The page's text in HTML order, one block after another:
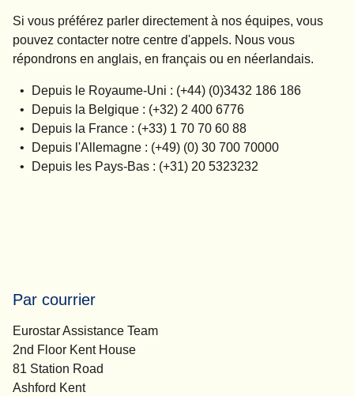
Si vous préférez parler directement à nos équipes, vous
pouvez contacter notre centre d'appels. Nous vous
répondrons en anglais, en français ou en néerlandais.
Depuis le Royaume-Uni : (+44) (0)3432 186 186
Depuis la Belgique : (+32) 2 400 6776
Depuis la France : (+33) 1 70 70 60 88
Depuis l'Allemagne : (+49) (0) 30 700 70000
Depuis les Pays-Bas : (+31) 20 5323232
Par courrier
Eurostar Assistance Team
2nd Floor Kent House
81 Station Road
Ashford Kent